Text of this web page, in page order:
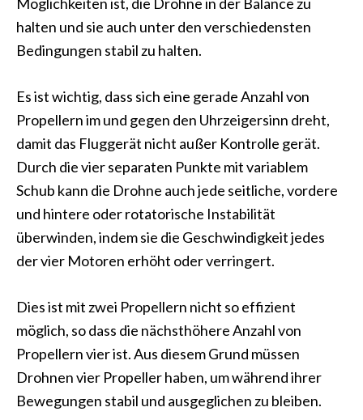
halten und sie auch unter den verschiedensten
Bedingungen stabil zu halten.
Es ist wichtig, dass sich eine gerade Anzahl von
Propellern im und gegen den Uhrzeigersinn dreht,
damit das Fluggerät nicht außer Kontrolle gerät.
Durch die vier separaten Punkte mit variablem
Schub kann die Drohne auch jede seitliche, vordere
und hintere oder rotatorische Instabilität
überwinden, indem sie die Geschwindigkeit jedes
der vier Motoren erhöht oder verringert.
Dies ist mit zwei Propellern nicht so effizient
möglich, so dass die nächsthöhere Anzahl von
Propellern vier ist. Aus diesem Grund müssen
Drohnen vier Propeller haben, um während ihrer
Bewegungen stabil und ausgeglichen zu bleiben.